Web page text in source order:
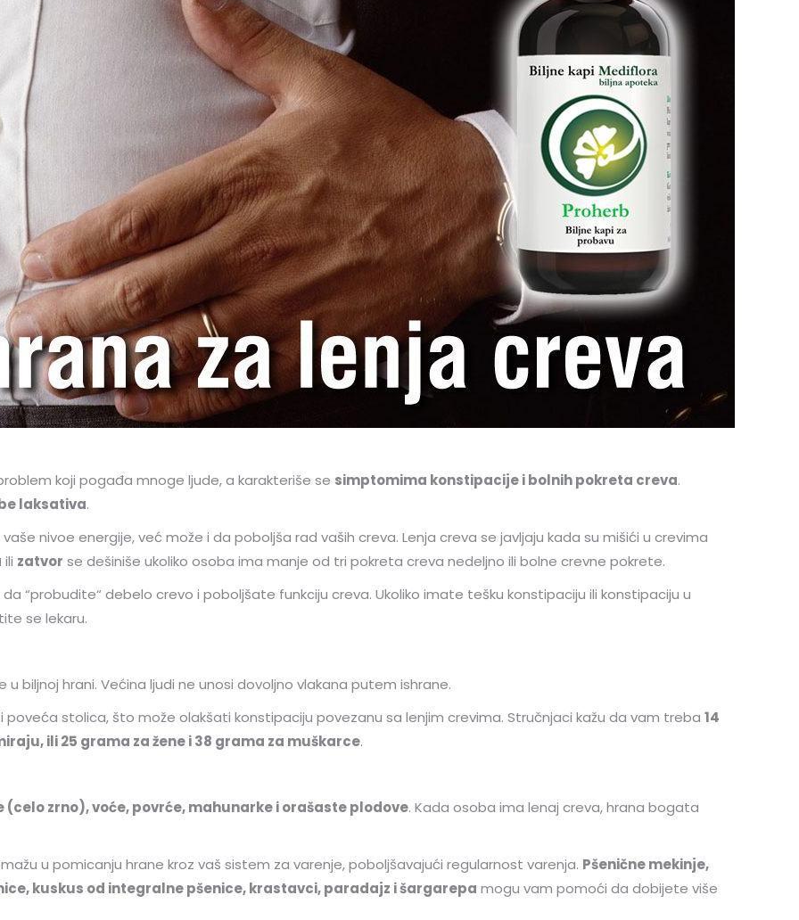
koji pogađa mnoge ljude, a karakteriše se simptomima konstipacije i bolnih pokreta creva.
laksativa.
nivoe energije, već može i da poboljša rad vaših creva. Lenja creva se javljaju kada su mišići u crevima
ili zatvor se dešiniše ukoliko osoba ima manje od tri pokreta creva nedeljno ili bolne crevne pokrete.
“probudite“ debelo crevo i poboljšate funkciju creva. Ukoliko imate tešku konstipaciju ili konstipaciju u
se lekaru.
u biljnoj hrani. Većina ljudi ne unosi dovoljno vlakana putem ishrane.
stolica, što može olakšati konstipaciju povezanu sa lenjim crevima. Stručnjaci kažu da vam treba 14
ili 25 grama za žene i 38 grama za muškarce.
zrno), voće, povrće, mahunarke i orašaste plodove. Kada osoba ima lenaj creva, hrana bogata
u pomicanju hrane kroz vaš sistem za varenje, poboljšavajući regularnost varenja. Pšenične mekinje,
kuskus od integralne pšenice, krastavci, paradajz i šargarepa mogu vam pomoći da dobijete više